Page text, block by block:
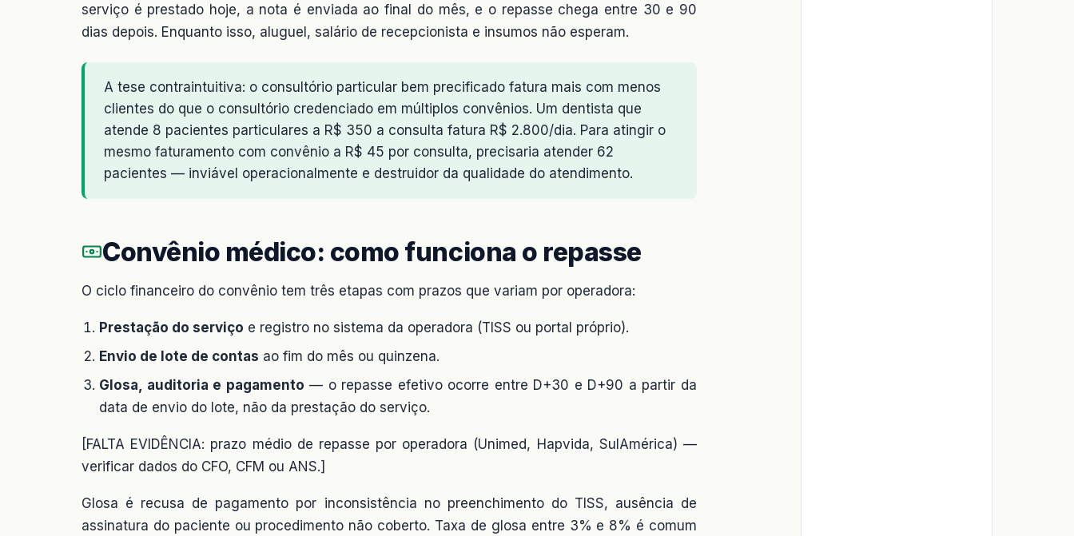
serviço é prestado hoje, a nota é enviada ao final do mês, e o repasse chega entre 30 e 90
dias depois. Enquanto isso, aluguel, salário de recepcionista e insumos não esperam.
A tese contraintuitiva: o consultório particular bem precificado fatura mais com menos
clientes do que o consultório credenciado em múltiplos convênios. Um dentista que
atende 8 pacientes particulares a R$ 350 a consulta fatura R$ 2.800/dia. Para atingir o
mesmo faturamento com convênio a R$ 45 por consulta, precisaria atender 62
pacientes — inviável operacionalmente e destruidor da qualidade do atendimento.
Convênio médico: como funciona o repasse
O ciclo financeiro do convênio tem três etapas com prazos que variam por operadora:
Prestação do serviço e registro no sistema da operadora (TISS ou portal próprio).
Envio de lote de contas ao fim do mês ou quinzena.
Glosa, auditoria e pagamento — o repasse efetivo ocorre entre D+30 e D+90 a partir da
data de envio do lote, não da prestação do serviço.
[FALTA EVIDÊNCIA: prazo médio de repasse por operadora (Unimed, Hapvida, SulAmérica) —
verificar dados do CFO, CFM ou ANS.]
Glosa é recusa de pagamento por inconsistência no preenchimento do TISS, ausência de
assinatura do paciente ou procedimento não coberto. Taxa de glosa entre 3% e 8% é comum